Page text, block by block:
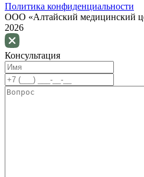
Политика конфиденциальности
ООО «Алтайский медицинский
2026
Консультация